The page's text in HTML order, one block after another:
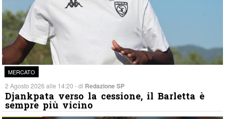
MERCATO
2 Agosto 2026 alle 14:20 - di Redazione SP
Djankpata verso la cessione, il Barletta è
sempre più vicino